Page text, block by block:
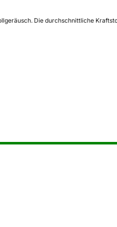
Die durchschnittliche